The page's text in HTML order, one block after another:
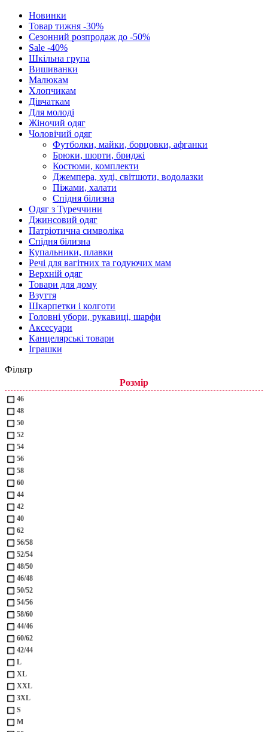
Новинки
Товар тижня -30%
Сезонний розпродаж до -50%
Sale -40%
Шкільна група
Вишиванки
Малюкам
Хлопчикам
Дівчаткам
Для молоді
Жіночий одяг
Чоловічий одяг
Футболки, майки, борцовки, афганки
Брюки, шорти, бриджі
Костюми, комплекти
Джемпера, худі, світшоти, водолазки
Піжами, халати
Спідня білизна
Одяг з Туреччини
Джинсовий одяг
Патріотична символіка
Спідня білизна
Купальники, плавки
Речі для вагітних та годуючих мам
Верхній одяг
Товари для дому
Взуття
Шкарпетки і колготи
Головні убори, рукавиці, шарфи
Аксесуари
Канцелярські товари
Іграшки
Фільтр
Розмір
46
48
50
52
54
56
58
60
44
42
40
62
56/58
52/54
48/50
46/48
50/52
54/56
58/60
44/46
60/62
42/44
L
XL
XXL
3XL
S
M